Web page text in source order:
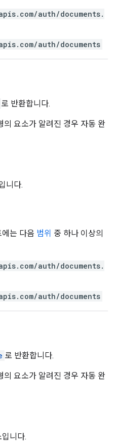
auth/documents.
auth/documents
로 반환합니다.
의 요소가 알려진 경우 자동 완
니다.
는 다음 범위 중 하나 이상의
auth/documents.
auth/documents
로 반환합니다.
의 요소가 알려진 경우 자동 완
니다.